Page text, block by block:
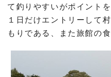
て釣りやすいがポイント
１日だけエントリーして
もりである、また旅館の